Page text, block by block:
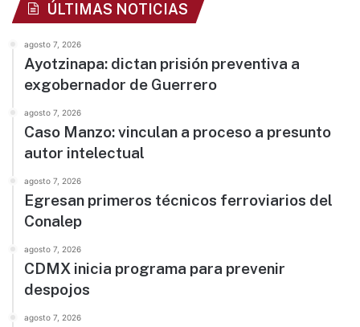
ÚLTIMAS NOTICIAS
agosto 7, 2026
Ayotzinapa: dictan prisión preventiva a
exgobernador de Guerrero
agosto 7, 2026
Caso Manzo: vinculan a proceso a presunto
autor intelectual
agosto 7, 2026
Egresan primeros técnicos ferroviarios del
Conalep
agosto 7, 2026
CDMX inicia programa para prevenir
despojos
agosto 7, 2026